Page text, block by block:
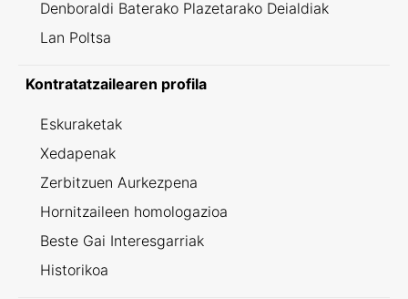
Denboraldi Baterako Plazetarako Deialdiak
Lan Poltsa
Kontratatzailearen profila
Eskuraketak
Xedapenak
Zerbitzuen Aurkezpena
Hornitzaileen homologazioa
Beste Gai Interesgarriak
Historikoa